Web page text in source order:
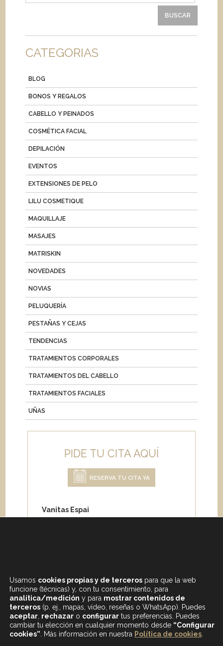
CATEGORIAS
BLOG
BONOS Y REGALOS
CABELLO Y PEINADOS
COSMÉTICA FACIAL
DEPILACIÓN
EVENTOS
EXTENSIONES DE PELO
LILU COSMETIQUE
MAQUILLAJE
MASAJES
MATRISKIN
NOVEDADES
NOVIAS
PELUQUERÍA
PESTAÑAS Y CEJAS
TENDENCIAS
TRATAMIENTOS CORPORALES
TRATAMIENTOS DEL CABELLO
TRATAMIENTOS FACIALES
UÑAS
PIDE TU CITA AQUÍ
RESERVA TU CITA YA
Vanitas Espai
Carrer de Paris 204
Usamos cookies propias y de terceros para que la web
funcione (técnicas) y, con tu consentimiento, para
analítica/medición y para mostrar contenidos de
terceros (p. ej., mapas, vídeo, reseñas o WhatsApp). Puedes
aceptar rechazar o configurar tus preferencias. Puedes
cambiar tu elección en cualquier momento desde “Configurar
cookies” . Más información en nuestra Política de cookies